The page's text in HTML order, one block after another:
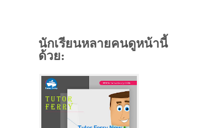
นักเรียนหลายคนดูหน้านี้
ด้วย: